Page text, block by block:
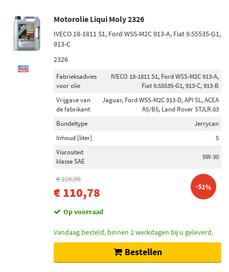
Motorolie Liqui Moly 2326
IVECO 18-1811 S1, Ford WSS-M2C 913-A, Fiat 9.55535-G1,
913-C
2326
Fabrieksadvies
voor olie
IVECO 18-1811 S1, Ford WSS-M2C 913-A,
Fiat 9.55535-G1, 913-C, 913-B
Vrijgave van
de fabrikant
Jaguar, Ford WSS-M2C 913-D, API SL, ACEA
A5/B5, Land Rover STJLR.03
Bundeltype
Jerrycan
Inhoud [liter]
5
Viscositeit
klasse SAE
5W-30
€ 226,08
€ 110,78 -51%
Op voorraad
Vandaag besteld, binnen 2 werkdagen bij u geleverd.
Bestellen